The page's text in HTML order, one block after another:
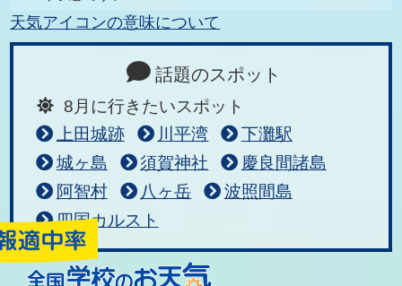
天気アイコンの意味について
話題のスポット
8月に行きたいスポット
上田城跡
川平湾
下灘駅
城ヶ島
須賀神社
慶良間諸島
阿智村
八ヶ岳
波照間島
四国カルスト